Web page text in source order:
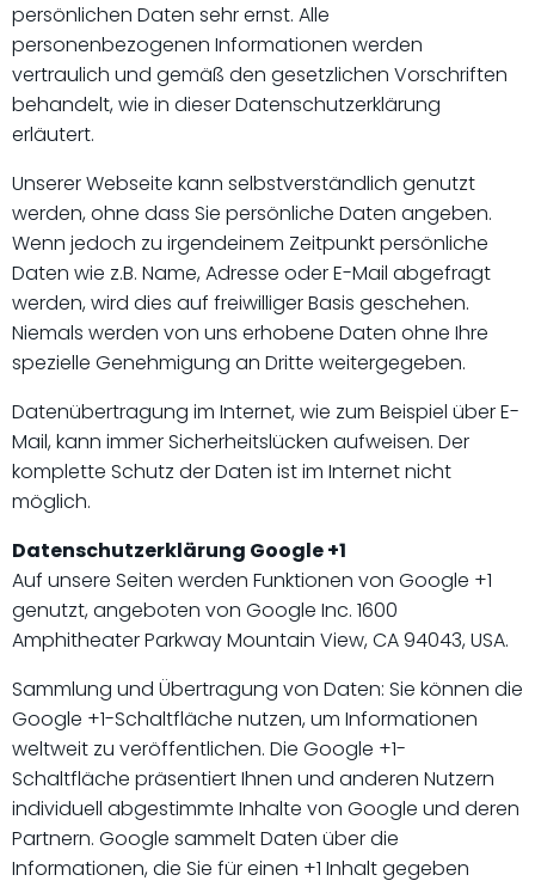
persönlichen Daten sehr ernst. Alle
personenbezogenen Informationen werden
vertraulich und gemäß den gesetzlichen Vorschriften
behandelt, wie in dieser Datenschutzerklärung
erläutert.
Unserer Webseite kann selbstverständlich genutzt
werden, ohne dass Sie persönliche Daten angeben.
Wenn jedoch zu irgendeinem Zeitpunkt persönliche
Daten wie z.B. Name, Adresse oder E-Mail abgefragt
werden, wird dies auf freiwilliger Basis geschehen.
Niemals werden von uns erhobene Daten ohne Ihre
spezielle Genehmigung an Dritte weitergegeben.
Datenübertragung im Internet, wie zum Beispiel über E-
Mail, kann immer Sicherheitslücken aufweisen. Der
komplette Schutz der Daten ist im Internet nicht
möglich.
Datenschutzerklärung Google +1
Auf unsere Seiten werden Funktionen von Google +1
genutzt, angeboten von Google Inc. 1600
Amphitheater Parkway Mountain View, CA 94043, USA.
Sammlung und Übertragung von Daten: Sie können die
Google +1-Schaltfläche nutzen, um Informationen
weltweit zu veröffentlichen. Die Google +1-
Schaltfläche präsentiert Ihnen und anderen Nutzern
individuell abgestimmte Inhalte von Google und deren
Partnern. Google sammelt Daten über die
Informationen, die Sie für einen +1 Inhalt gegeben